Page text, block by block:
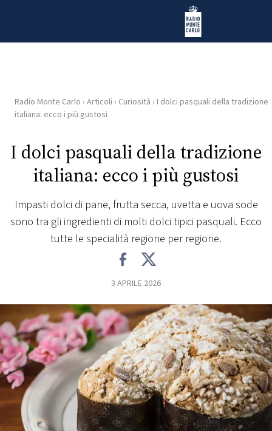
Radio Monte Carlo
HOME
RADIO
WEB
PLAYLIST
CONCORSI
EVENTI
VIDEO
Radio Monte Carlo › Articoli › Curiosità › I dolci pasquali della tradizione
italiana: ecco i più gustosi
I dolci pasquali della tradizione
italiana: ecco i più gustosi
Impasti dolci di pane, frutta secca, uvetta e uova sode
sono tra gli ingredienti di molti dolci tipici pasquali. Ecco
tutte le specialità regione per regione.
3 APRILE 2026